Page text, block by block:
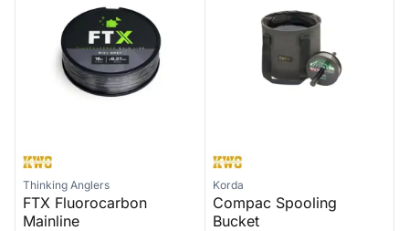
Thinking Anglers
FTX Fluorocarbon
Mainline
Korda
Compac Spooling
Bucket